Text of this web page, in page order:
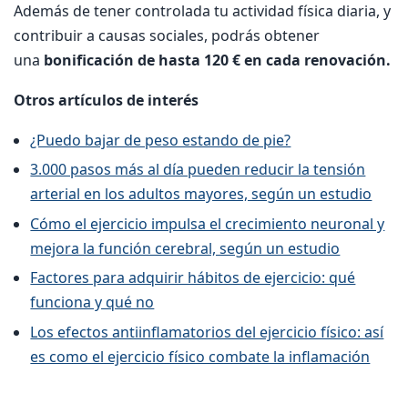
Además de tener controlada tu actividad física diaria, y
contribuir a causas sociales, podrás obtener
una bonificación de hasta 120 € en cada renovación.
Otros artículos de interés
¿Puedo bajar de peso estando de pie?
3.000 pasos más al día pueden reducir la tensión
arterial en los adultos mayores, según un estudio
Cómo el ejercicio impulsa el crecimiento neuronal y
mejora la función cerebral, según un estudio
Factores para adquirir hábitos de ejercicio: qué
funciona y qué no
Los efectos antiinflamatorios del ejercicio físico: así
es como el ejercicio físico combate la inflamación